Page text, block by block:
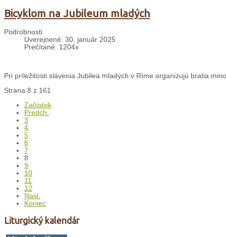
Bicyklom na Jubileum mladých
Podrobnosti
Uverejnené: 30. január 2025
Prečítané: 1204x
Pri príležitosti slávenia Jubilea mladých v Ríme organizujú bratia
Strana 8 z 161
Začiatok
Predch.
3
4
5
6
7
8
9
10
11
12
Nasl.
Koniec
Liturgický kalendár